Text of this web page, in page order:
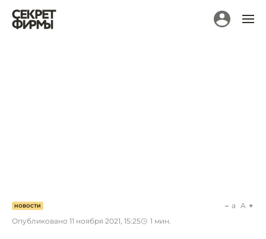
НОВОСТИ
Опубликовано 11 ноября 2021, 15:25 1 мин.
a A